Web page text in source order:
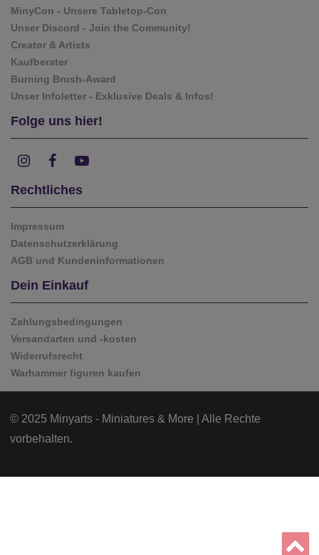
MinyCon - Unsere Tabletop-Con
Unser Discord - Join the Community!
Creator & Artists
Kaufberater
Burning Brush-Award
Unser Infoletter - Exklusive Deals & Infos!
Folge uns hier!
Rechtliches
Impressum
Datenschutzerklärung
AGB und Kundeninformationen
Dein Einkauf
Zahlungsbedingungen
Versandarten und -kosten
Widerrufsrecht
Warhammer figuren kaufen
© 2025 Minyarts - Miniatures & More | Alle Rechte
vorbehalten.